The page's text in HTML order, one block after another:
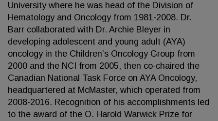
University where he was head of the Division of
Hematology and Oncology from 1981-2008. Dr.
Barr collaborated with Dr. Archie Bleyer in
developing adolescent and young adult (AYA)
oncology in the Children’s Oncology Group from
2000 and the NCI from 2005, then co-chaired the
Canadian National Task Force on AYA Oncology,
headquartered at McMaster, which operated from
2008-2016. Recognition of his accomplishments led
to the award of the O. Harold Warwick Prize for